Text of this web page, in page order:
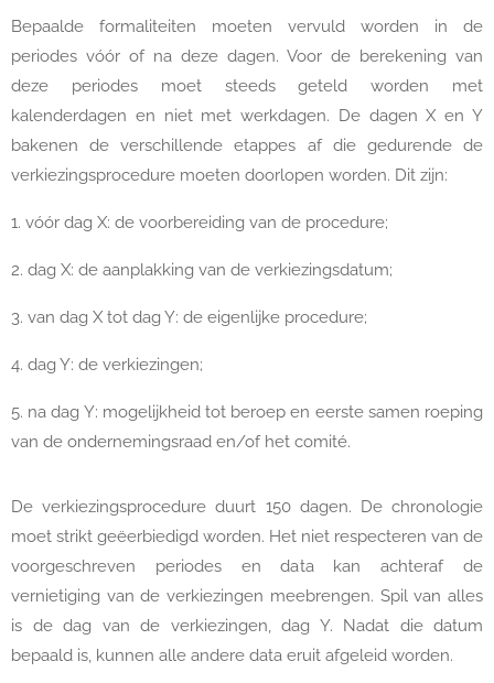
Bepaalde formaliteiten moeten vervuld worden in de
periodes vóór of na deze dagen. Voor de berekening van
deze periodes moet steeds geteld worden met
kalenderdagen en niet met werkdagen. De dagen X en Y
bakenen de verschillende etappes af die gedurende de
verkiezingsprocedure moeten doorlopen worden. Dit zijn:
1. vóór dag X: de voorbereiding van de procedure;
2. dag X: de aanplakking van de verkiezingsdatum;
3. van dag X tot dag Y: de eigenlijke procedure;
4. dag Y: de verkiezingen;
5. na dag Y: mogelijkheid tot beroep en eerste samen roeping
van de ondernemingsraad en/of het comité.
De verkiezingsprocedure duurt 150 dagen. De chronologie
moet strikt geëerbiedigd worden. Het niet respecteren van de
voorgeschreven periodes en data kan achteraf de
vernietiging van de verkiezingen meebrengen. Spil van alles
is de dag van de verkiezingen, dag Y. Nadat die datum
bepaald is, kunnen alle andere data eruit afgeleid worden.